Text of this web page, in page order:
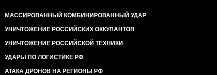
МАССИРОВАННЫЙ КОМБИНИРОВАННЫЙ УДАР
УНИЧТОЖЕНИЕ РОССИЙСКИХ ОККУПАНТОВ
УНИЧТОЖЕНИЕ РОССИЙСКОЙ ТЕХНИКИ
УДАРЫ ПО ЛОГИСТИКЕ РФ
АТАКА ДРОНОВ НА РЕГИОНЫ РФ